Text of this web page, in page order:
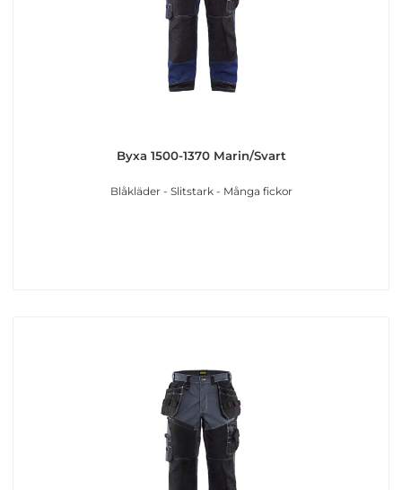
Byxa 1500-1370 Marin/Svart
Blåkläder - Slitstark - Många fickor